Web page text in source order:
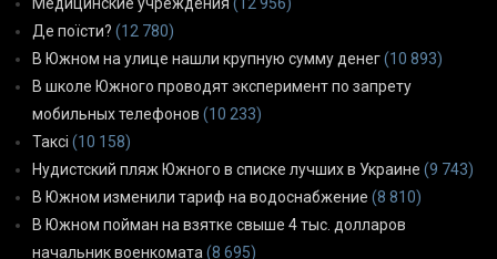
Де поїсти? (12 780)
В Южном на улице нашли крупную сумму денег(10 893)
В школе Южного проводят эксперимент по запрету
мобильных телефонов (10 233)
Таксі (10 158)
Нудистский пляж Южного в списке лучших в Украине (9 743)
В Южном изменили тариф на водоснабжение (8 810)
В Южном пойман на взятке свыше 4 тыс. долларов
начальник военкомата (8 695)